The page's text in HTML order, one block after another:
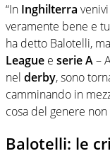
“In Inghilterra
veramente bene e
ha detto Balotelli,
League e serie A–
nel derby, sono
camminando in
cosa del genere non
Balotelli: le